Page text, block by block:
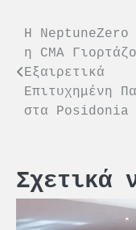
Πλοήγηση
άρθρων
Η NeptuneZero
η CMA
Εξαιρετικά
Επιτυχημένη
στα Posidonia
Σχετικά